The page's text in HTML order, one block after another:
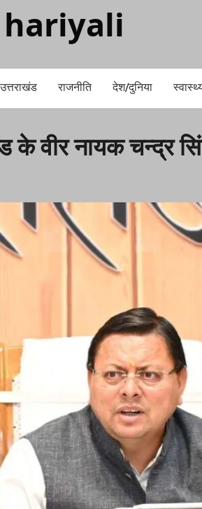
उत्तराखंड राजनीति देश/दुनिया
के वीर नायक चन्द्र